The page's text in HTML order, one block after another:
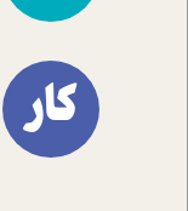
کار